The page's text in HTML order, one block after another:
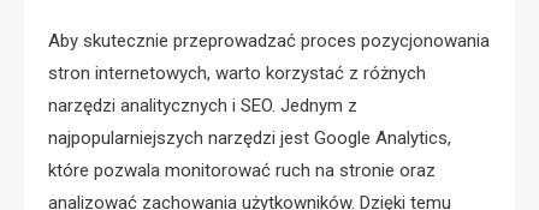
Aby skutecznie przeprowadzać proces pozycjonowania
stron internetowych, warto korzystać z różnych
narzędzi analitycznych i SEO. Jednym z
najpopularniejszych narzędzi jest Google Analytics,
które pozwala monitorować ruch na stronie oraz
analizować zachowania użytkowników. Dzięki temu